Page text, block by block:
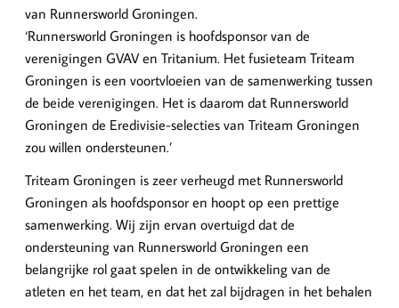
van Runnersworld Groningen.
‘Runnersworld Groningen is hoofdsponsor van de
verenigingen GVAV en Tritanium. Het fusieteam Triteam
Groningen is een voortvloeien van de samenwerking tussen
de beide verenigingen. Het is daarom dat Runnersworld
Groningen de Eredivisie-selecties van Triteam Groningen
zou willen ondersteunen.’
Triteam Groningen is zeer verheugd met Runnersworld
Groningen als hoofdsponsor en hoopt op een prettige
samenwerking. Wij zijn ervan overtuigd dat de
ondersteuning van Runnersworld Groningen een
belangrijke rol gaat spelen in de ontwikkeling van de
atleten en het team, en dat het zal bijdragen in het behalen